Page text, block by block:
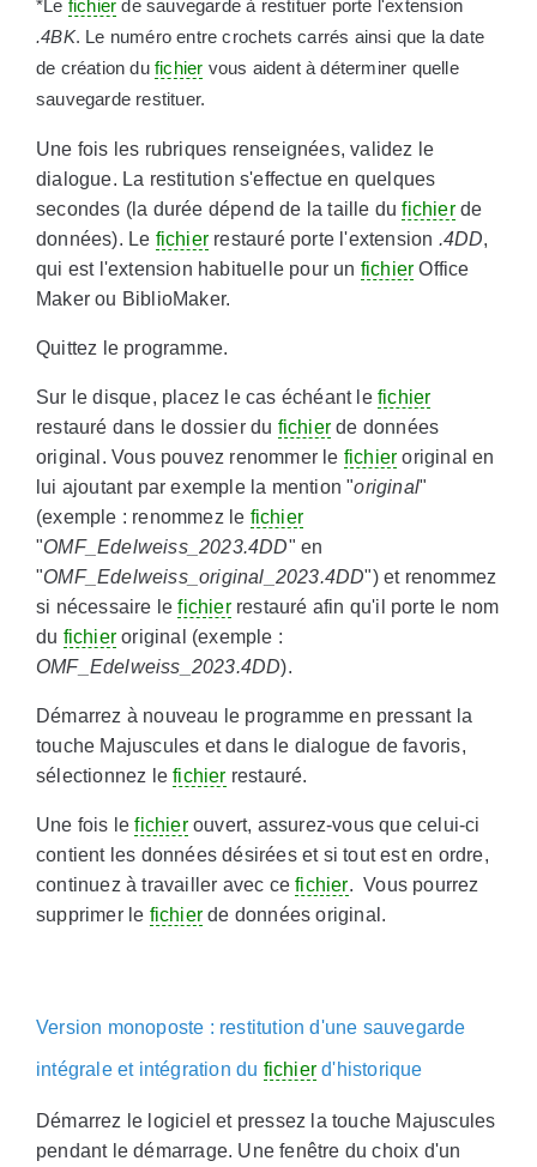
*Le fichier de sauvegarde à restituer porte l'extension
.4BK. Le numéro entre crochets carrés ainsi que la date
de création du fichier vous aident à déterminer quelle
sauvegarde restituer.
Une fois les rubriques renseignées, validez le
dialogue. La restitution s'effectue en quelques
secondes (la durée dépend de la taille dufichierde
données). Le fichierrestauré porte l'extension .4DD,
qui est l'extension habituelle pour un fichier Office
Maker ou BiblioMaker.
Quittez le programme.
Sur le disque, placez le cas échéant le fichier
restauré dans le dossier du fichierde données
original. Vous pouvez renommer le fichier original en
lui ajoutant par exemple la mention "original"
(exemple : renommez le fichier
"OMF_Edelweiss_2023.4DD" en
"OMF_Edelweiss_original_2023.4DD") et renommez
si nécessaire lefichierrestauré afin qu'il porte le nom
du fichieroriginal (exemple :
OMF_Edelweiss_2023.4DD).
Démarrez à nouveau le programme en pressant la
touche Majuscules et dans le dialogue de favoris,
sélectionnez lefichier restauré.
Une fois lefichierouvert, assurez-vous que celui-ci
contient les données désirées et si tout est en ordre,
continuez à travailler avec cefichier. Vous pourrez
supprimer le fichierde données original.
Version monoposte : restitution d'une sauvegarde
intégrale et intégration du fichierd'historique
Démarrez le logiciel et pressez la touche Majuscules
pendant le démarrage. Une fenêtre du choix d'un